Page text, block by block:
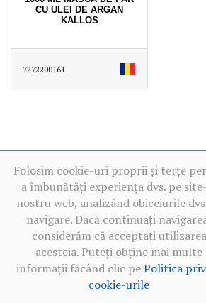
CU ULEI DE ARGAN
KALLOS
7272200161
Folosim cookie-uri proprii și terțe
a îmbunătăți experiența dvs. pe
nostru web, analizând obiceiurile
navigare. Dacă continuați
considerăm că acceptați utilizarea
acesteia. Puteți obține mai multe
informații făcând clic pePolitica
cookie-urile